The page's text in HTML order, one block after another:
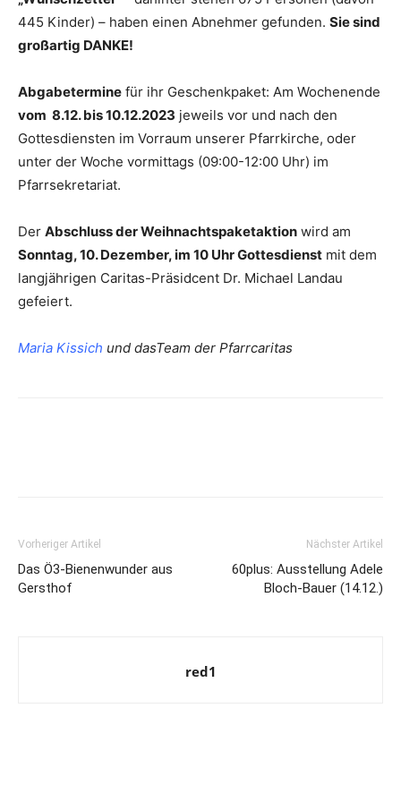
445 Kinder) – haben einen Abnehmer gefunden. Sie sind
großartig DANKE!
Abgabetermine für ihr Geschenkpaket: Am Wochenende
vom 8.12. bis 10.12.2023 jeweils vor und nach den
Gottesdiensten im Vorraum unserer Pfarrkirche, oder
unter der Woche vormittags (09:00-12:00 Uhr) im
Pfarrsekretariat.
Der Abschluss der Weihnachtspaketaktion wird am
Sonntag, 10. Dezember, im 10 Uhr Gottesdienst mit dem
langjährigen Caritas-Präsidcent Dr. Michael Landau
gefeiert.
Maria Kissich und dasTeam der Pfarrcaritas
Vorheriger Artikel
Das Ö3-Bienenwunder aus
Gersthof
Nächster Artikel
60plus: Ausstellung Adele
Bloch-Bauer (14.12.)
red1